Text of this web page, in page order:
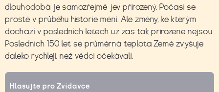
dlouhodobá je samozřejmě jev přirozený. Počasí se
prostě v průběhu historie mění. Ale změny, ke kterým
dochází v posledních letech už zas tak přirozené nejsou.
Posledních 150 let se průměrná teplota Země zvyšuje
daleko rychleji, než vědci očekávali.
Hlasujte pro Zvídavce